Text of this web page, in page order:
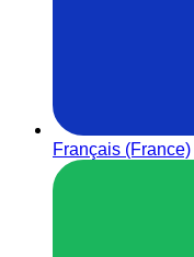
Français (France)